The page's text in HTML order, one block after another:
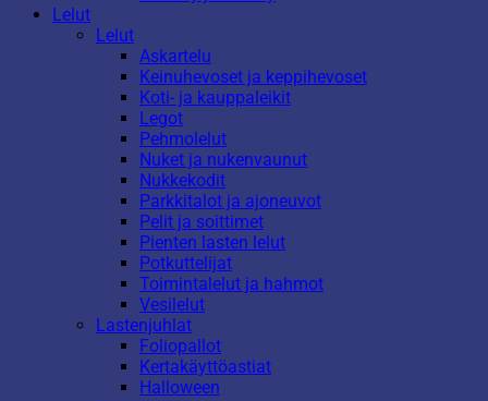
Lelut
Lelut
Askartelu
Keinuhevoset ja keppihevoset
Koti- ja kauppaleikit
Legot
Pehmolelut
Nuket ja nukenvaunut
Nukkekodit
Parkkitalot ja ajoneuvot
Pelit ja soittimet
Pienten lasten lelut
Potkuttelijat
Toimintalelut ja hahmot
Vesilelut
Lastenjuhlat
Foliopallot
Kertakäyttöastiat
Halloween